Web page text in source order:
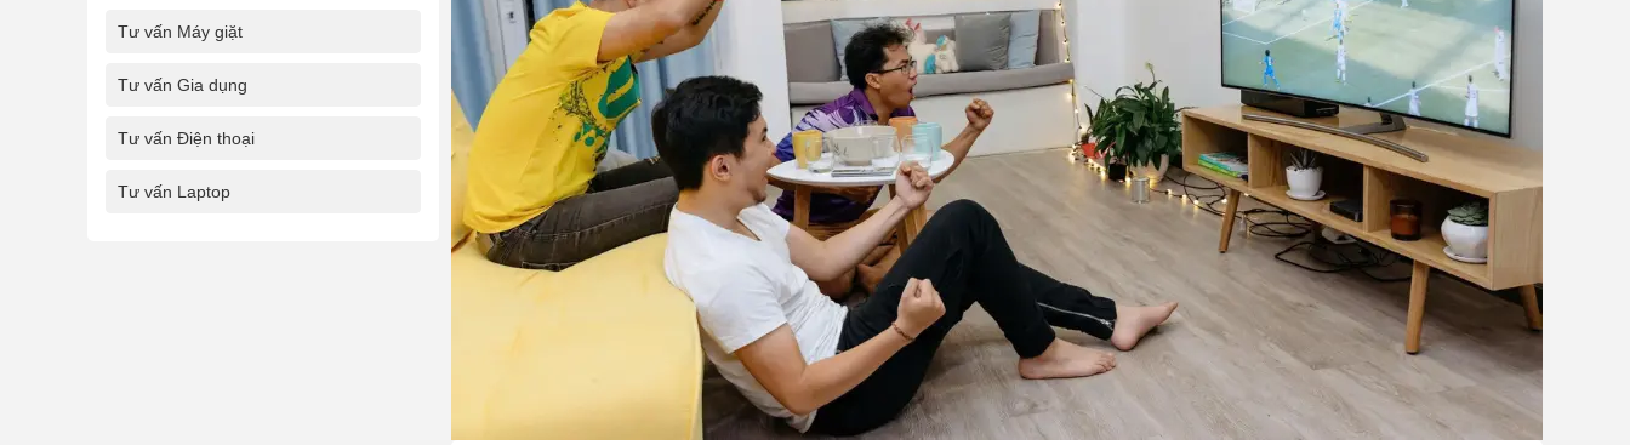
Tư vấn Máy giặt
Tư vấn Gia dụng
Tư vấn Điện thoại
Tư vấn Laptop